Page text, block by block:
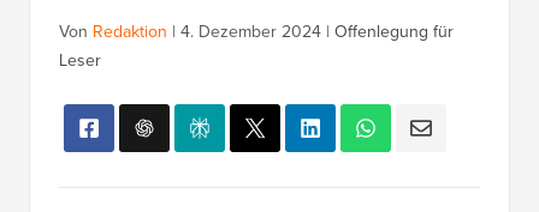
Von Redaktion | 4. Dezember 2024 | Offenlegung für
Leser